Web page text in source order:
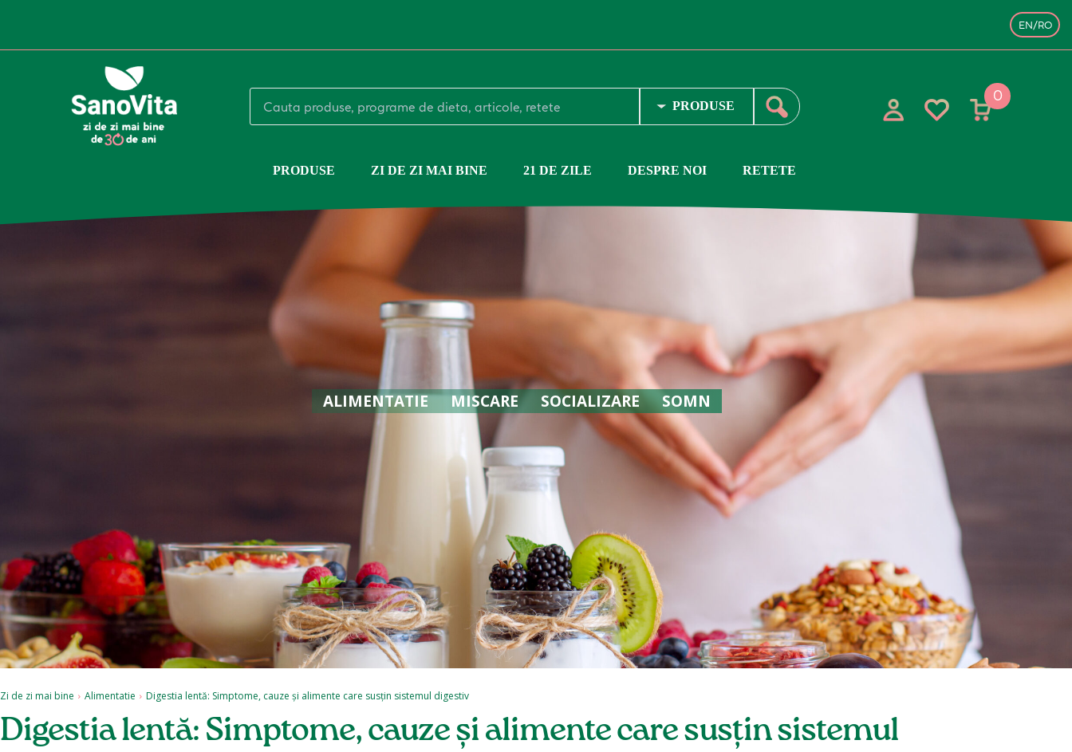
EN/RO
0
PRODUSE ZI DE ZI MAI BINE 21 DE ZILE DESPRE NOI RETETE
ALIMENTATIE MISCARE SOCIALIZARE SOMN
Zi de zi mai bine Alimentatie Digestia lentă: Simptome, cauze și alimente care susțin sistemul digestiv
Digestia lentă: Simptome, cauze și alimente care susțin sistemul